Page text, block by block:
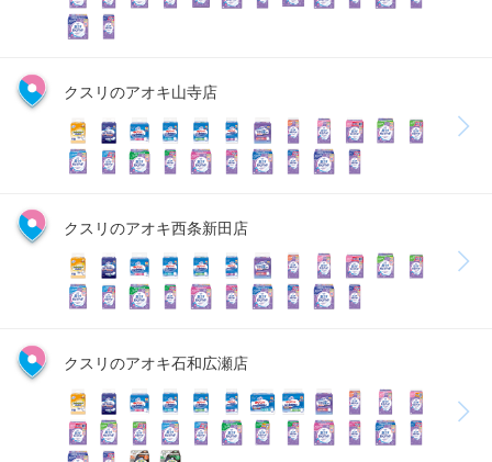
クスリのアオキ山寺店
クスリのアオキ西条新田店
クスリのアオキ石和広瀬店